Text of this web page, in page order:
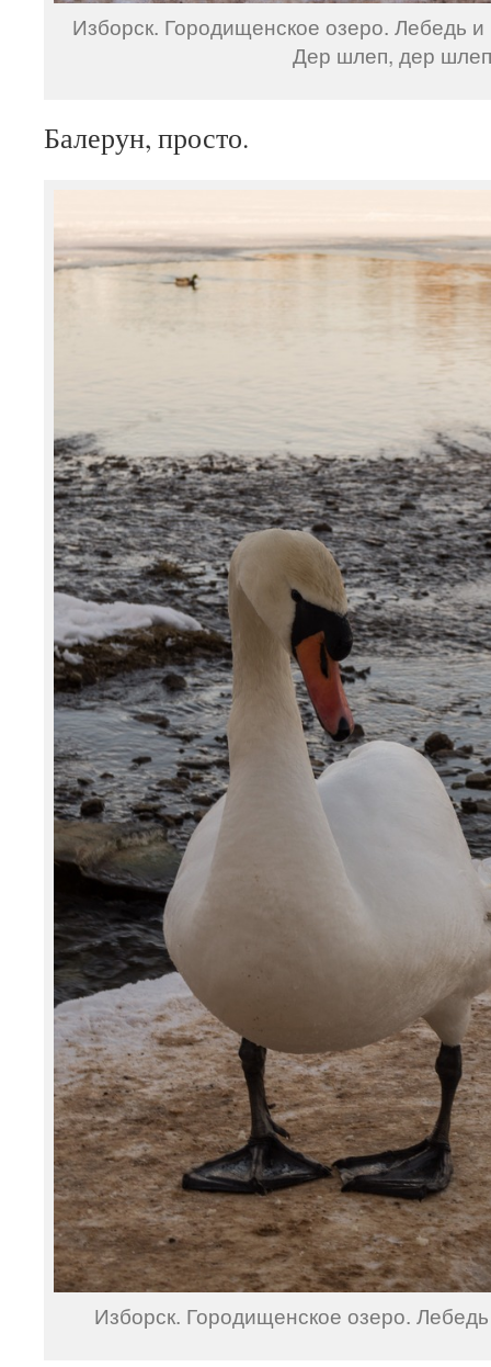
Изборск. Городищенское озеро. Лебедь и
Дер шлеп, дер
Балерун, просто.
Изборск. Городищенское озеро.